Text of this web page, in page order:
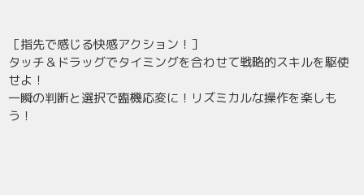
［指先で感じる快感アクション！］
タッチ＆ドラッグでタイミングを合わせて戦略的スキルを駆使
せよ！
一瞬の判断と選択で臨機応変に！リズミカルな操作を楽しも
う！